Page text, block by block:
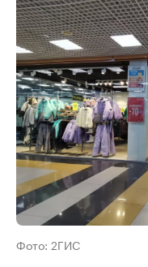
Фото: 2ГИС